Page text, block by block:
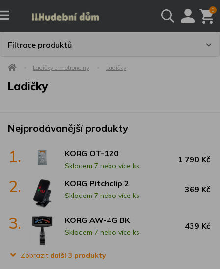
0
Filtrace produktů
Ladičky a metronomy Ladičky
Ladičky
Nejprodávanější produkty
1. KORG OT-120
Skladem 7 nebo více ks
1 790 Kč
2. KORG Pitchclip 2
Skladem 7 nebo více ks
369 Kč
3. KORG AW-4G BK
Skladem 7 nebo více ks
439 Kč
Zobrazit další 3 produkty